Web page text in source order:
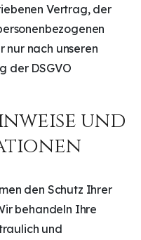
Vertrag, der
nur nach unseren
der DSGVO
und
den Schutz Ihrer
behandeln Ihre
und